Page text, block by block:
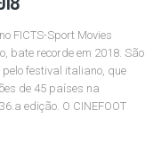
FICTS-Sport Movies
bate recorde em 2018. São
festival italiano, que
de 45 países na
edição. O CINEFOOT